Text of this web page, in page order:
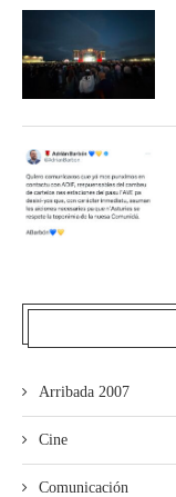
Arribada 2007
Cine
Comunicación